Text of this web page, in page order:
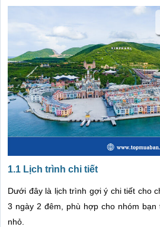
1.1 Lịch trình chi tiết
Dưới đây là lịch trình gợi ý chi tiết cho
3 ngày 2 đêm, phù hợp cho nhóm
nhỏ.